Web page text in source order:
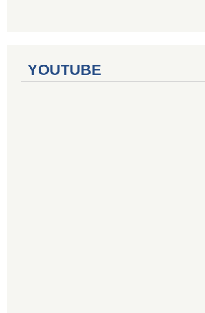
YOUTUBE